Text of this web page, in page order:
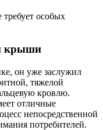
особых
крыши
он уже заслужил
тяжелой
кровлю.
отличные
непосредственной
потребителей.